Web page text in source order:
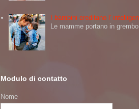
I bambini ereditano l'
Le mamme portano in
Modulo di contatto
Nome